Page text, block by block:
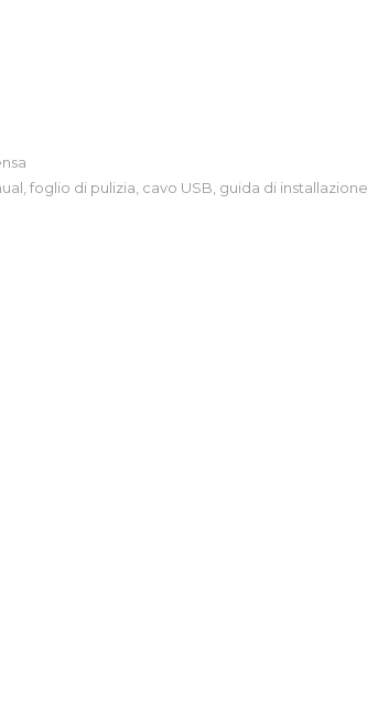
foglio di pulizia, cavo USB, guida di